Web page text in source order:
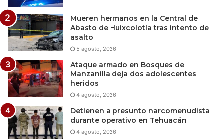
Mueren hermanos en la Central de
Abasto de Huixcolotla tras intento de
asalto
5 agosto, 2026
Ataque armado en Bosques de
Manzanilla deja dos adolescentes
heridos
4 agosto, 2026
Detienen a presunto narcomenudista
durante operativo en Tehuacán
4 agosto, 2026